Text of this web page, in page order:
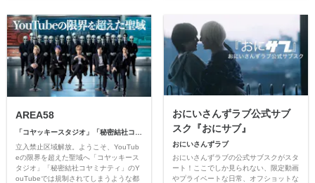
AREA58
立入禁止区域解放。ようこそ、YouTub
eの限界を超えた聖域へ「コヤッキース
タジオ」「秘密結社コヤミナティ」のY
ouTubeでは規制されてしまうような都
おにいさんずラブ公式サブ
スク『おにサブ』
おにいさんずラブ
おにいさんずラブの公式サブスクがスタ
ート！ここでしか見られない、限定動画
やプライベートな日常、オフショットな